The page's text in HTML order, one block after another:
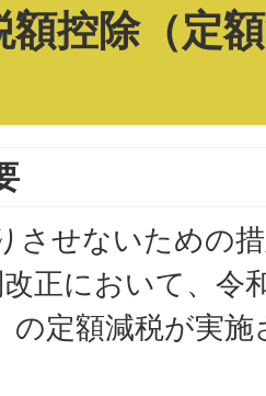
額控除（定
させないための
正において、令
の定額減税が実